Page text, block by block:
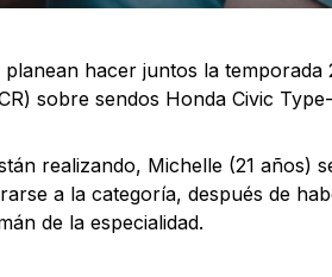
hacer juntos la temporada
sobre sendos Honda Civic
realizando, Michelle (21 años)
a la categoría, después de
de la especialidad.